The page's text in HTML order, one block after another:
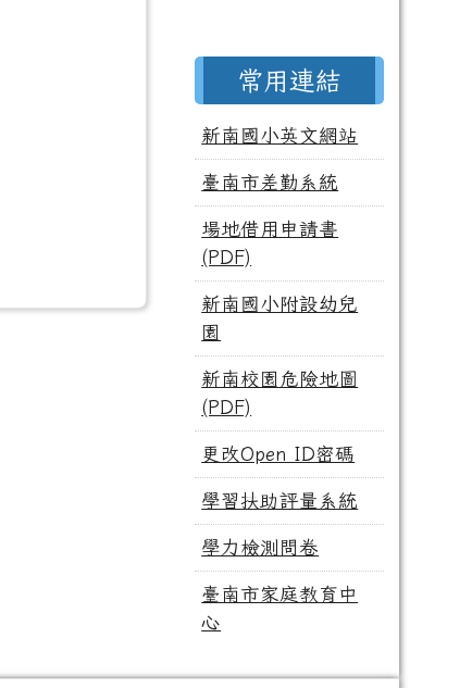
常用連結
新南國小英文網站
臺南市差勤系統
場地借用申請書
(PDF)
新南國小附設幼兒
園
新南校園危險地圖
(PDF)
更改Open ID密碼
學習扶助評量系統
學力檢測問卷
臺南市家庭教育中
心